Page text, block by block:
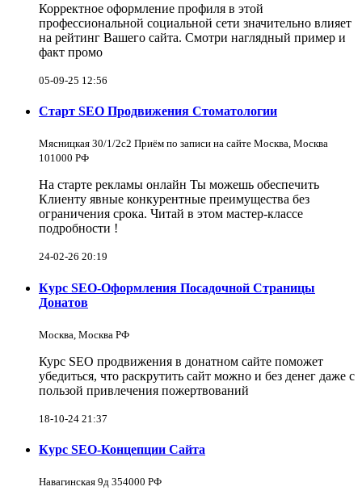
Корректное оформление профиля в этой
профессиональной социальной сети значительно влияет
на рейтинг Вашего сайта. Смотри наглядный пример и
факт промо
05-09-25 12:56
Старт SEO Продвижения Стоматологии
Мясницкая 30/1/2с2 Приём по записи на сайте Москва, Москва
101000 РФ
На старте рекламы онлайн Ты можешь обеспечить
Клиенту явные конкурентные преимущества без
ограничения срока. Читай в этом мастер-классе
подробности !
24-02-26 20:19
Курс SEO-Оформления Посадочной Страницы
Донатов
Москва, Москва РФ
Курс SEO продвижения в донатном сайте поможет
убедиться, что раскрутить сайт можно и без денег даже с
пользой привлечения пожертвований
18-10-24 21:37
Курс SEO-Концепции Сайта
Навагинская 9д 354000 РФ